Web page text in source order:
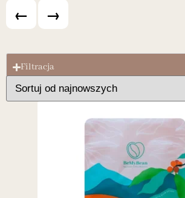
← →
Filtracja